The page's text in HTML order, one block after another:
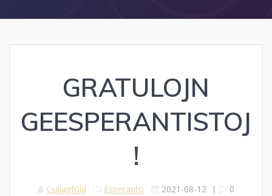
GRATULOJN
GEESPERANTISTOJ
!
Csillagföld Esperanto 2021-08-12 | 0